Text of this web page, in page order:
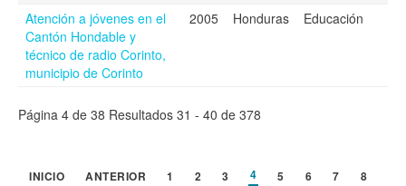
Atención a jóvenes en el
Cantón Hondable y
técnico de radio Corinto,
municipio de Corinto
2005 Honduras Educación
Página 4 de 38 Resultados 31 - 40 de 378
INICIO ANTERIOR 1 2 3 4 5 6 7
8